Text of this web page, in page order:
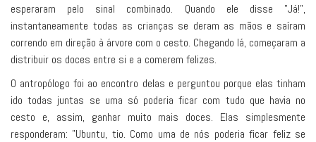
esperaram pelo sinal combinado. Quando ele disse "Já!",
instantaneamente todas as crianças se deram as mãos e saíram
correndo em direção à árvore com o cesto. Chegando lá, começaram a
distribuir os doces entre si e a comerem felizes.
O antropólogo foi ao encontro delas e perguntou porque elas tinham
ido todas juntas se uma só poderia ficar com tudo que havia no
cesto e, assim, ganhar muito mais doces. Elas simplesmente
responderam: "Ubuntu, tio. Como uma de nós poderia ficar feliz se